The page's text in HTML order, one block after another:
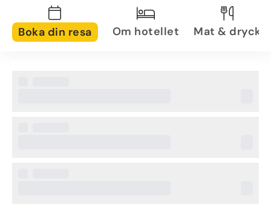
Boka din resa Om hotellet Mat & dryck